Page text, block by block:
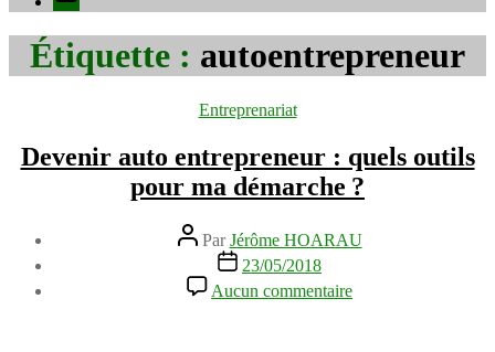
Étiquette : autoentrepreneur
Catégories
Entreprenariat
Devenir auto entrepreneur : quels outils
pour ma démarche ?
Auteur
de
l’article
ParJérôme HOARAU
Date
l’article
23/05/2018
Aucun commentaire
Devenir